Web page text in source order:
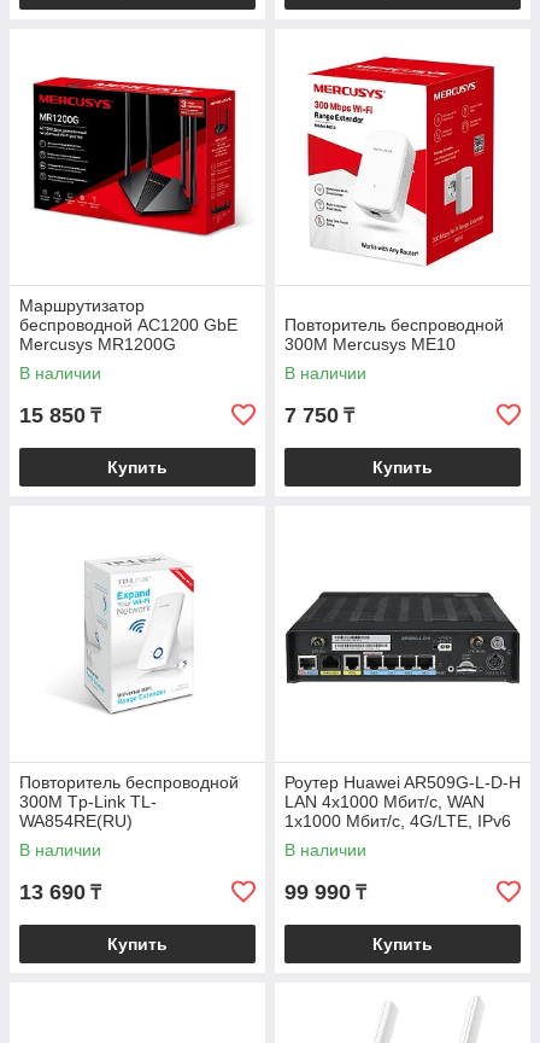
Маршрутизатор
беспроводной AC1200 GbE
Mercusys MR1200G
<Двухдиапазонный Wi-Fi
гигабитный роутер, 1 GbE
В наличии
15 850 ₸
Купить
Повторитель беспроводной
300M Mercusys ME10
В наличии
7 750 ₸
Купить
Повторитель беспроводной
300M Tp-Link TL-
WA854RE(RU)
В наличии
13 690 ₸
Купить
Роутер Huawei AR509G-L-D-H
LAN 4x1000 Мбит/с, WAN
1x1000 Мбит/с, 4G/LTE, IPv6
В наличии
99 990 ₸
Купить